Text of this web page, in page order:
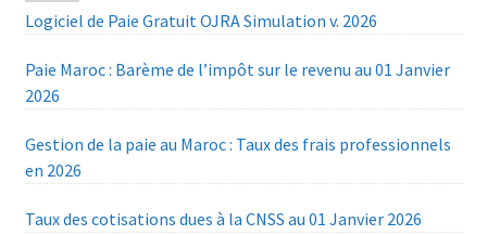
Logiciel de Paie Gratuit OJRA Simulation v. 2026
Paie Maroc : Barème de l’impôt sur le revenu au 01 Janvier
2026
Gestion de la paie au Maroc : Taux des frais professionnels
en 2026
Taux des cotisations dues à la CNSS au 01 Janvier 2026